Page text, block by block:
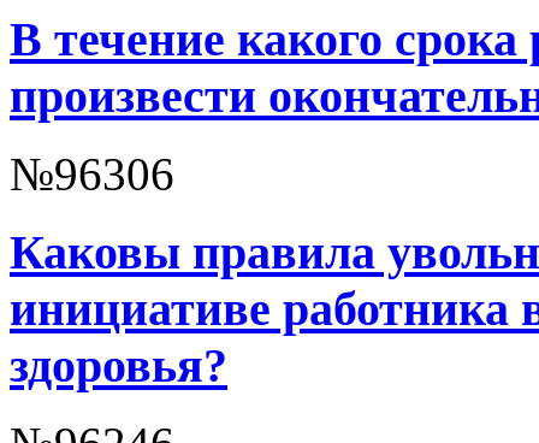
В течение какого срока
произвести
№96306
Каковы правила
инициативе работника
здоровья?